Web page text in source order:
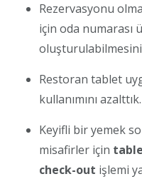
Rezervasyonu
için oda numarası
oluşturulabilmesini
Restoran tablet
kullanımını azalttık.
Keyifli bir yemek
misafirler için
check-out işlemi